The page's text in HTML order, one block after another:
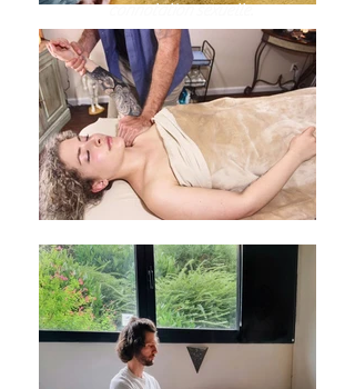
connotation sexuelle.